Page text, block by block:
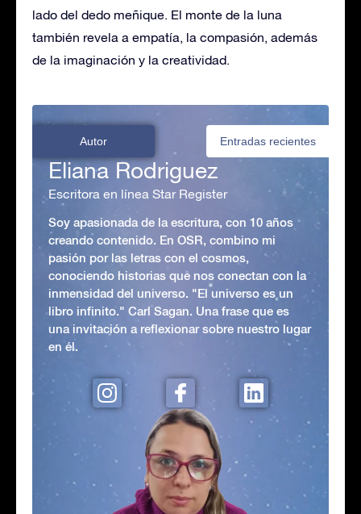
lado del dedo meñique. El monte de la luna
también revela a empatía, la compasión, además
de la imaginación y la creatividad.
Autor Entradas recientes
Eliana Rodriguez
Escritora en línea Star Register
Soy apasionada de la escritura, con 10 años
creando contenido. En OSR, combino mi
pasión por las letras con el cosmos,
conociendo historias que nos conectan con la
inmensidad del universo. "El universo es un
libro infinito." Carl Sagan. Una frase que es
una invitación a reflexionar sobre nuestro lugar
en él.